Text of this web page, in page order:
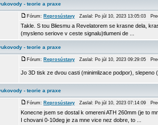
- teorie a praxe
Fórum: Reprosústavy Zaslal: Po júl 10, 2023 13:05:03
Takle. S tou Bliesmu a Revelatorem se krasne dela,
(mysleno seriove v ceste signalu)tlumeni de ...
- teorie a praxe
Fórum: Reprosústavy Zaslal: Po júl 10, 2023 09:29:05
Jo 3D tisk ze dvou casti (minimlizace podpor),
- teorie a praxe
Fórum: Reprosústavy Zaslal: Po júl 10, 2023 07:14:09
Konecne jsem se dostal k omereni ATH 260mm (je to
I chovani 0-10deg je za mne vice nez dobre, to ...